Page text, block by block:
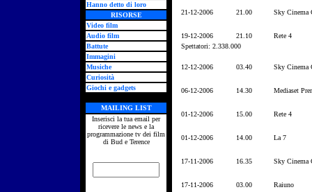
Hanno detto di loro
RISORSE
Video film
Audio film
Battute
Immagini
Musiche
Curiosità
Giochi e gadgets
MAILING LIST
Inserisci la tua email per
ricevere le news e la
programmazione tv dei film
di Bud e Terence
21-12-2006 21.00 Sky Cinema
19-12-2006 21.10
Rete 4
Spettatori: 2.338.000
12-12-2006 03.40 Sky Cinema
06-12-2006 14.30 Mediaset
01-12-2006 15.00 Rete 4
01-12-2006 14.00 La 7
17-11-2006 16.35 Sky Cinema
17-11-2006 03.00 Raiuno